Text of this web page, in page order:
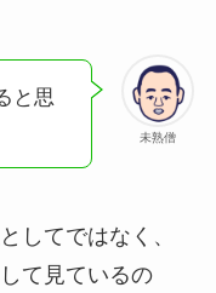
未熟僧
と思
してではなく、
て見ているの